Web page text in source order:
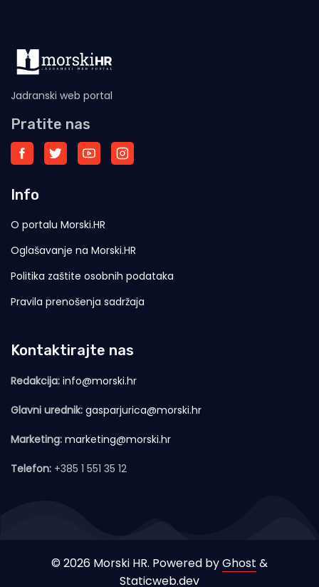
Jadranski web portal
Pratite nas
Info
O portalu Morski.HR
Oglašavanje na Morski.HR
Politika zaštite osobnih podataka
Pravila prenošenja sadržaja
Kontaktirajte nas
Redakcija: info@morski.hr
Glavni urednik: gasparjurica@morski.hr
Marketing: marketing@morski.hr
Telefon: +385 1 551 35 12
© 2026 Morski HR. Powered byGhost &
Staticweb.dev